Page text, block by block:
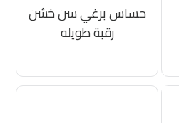
حساس برغي سن خشن
رقبة طويله